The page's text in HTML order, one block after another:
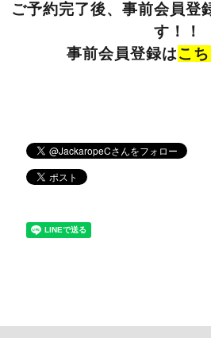
ご予約完了後、事前会員登
す！！
事前会員登録はこ